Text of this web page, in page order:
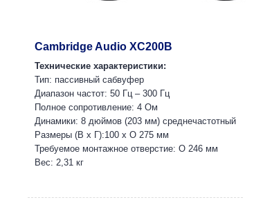
Cambridge Audio XC200B
Технические характеристики:
Тип: пассивный сабвуфер
Диапазон частот: 50 Гц – 300 Гц
Полное сопротивление: 4 Ом
Динамики: 8 дюймов (203 мм) среднечастотный
Размеры (В x Г):100 x O 275 мм
Требуемое монтажное отверстие: O 246 мм
Вес: 2,31 кг